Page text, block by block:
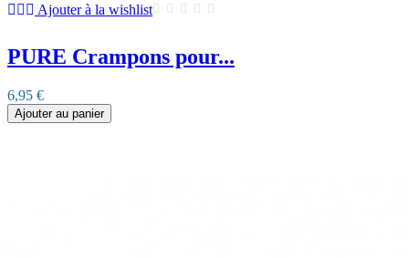
Ajouter à la wishlist
PURE Crampons pour...
6,95 €
Ajouter au panier